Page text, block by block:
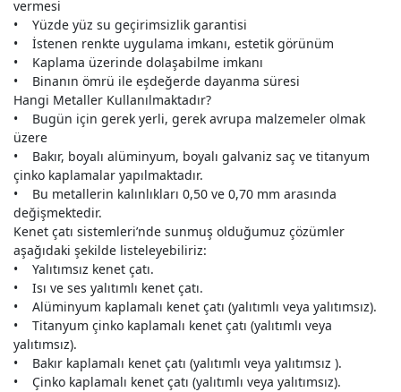
vermesi
• Yüzde yüz su geçirimsizlik garantisi
• İstenen renkte uygulama imkanı, estetik görünüm
• Kaplama üzerinde dolaşabilme imkanı
• Binanın ömrü ile eşdeğerde dayanma süresi
Hangi Metaller Kullanılmaktadır?
• Bugün için gerek yerli, gerek avrupa malzemeler olmak
üzere
• Bakır, boyalı alüminyum, boyalı galvaniz saç ve titanyum
çinko kaplamalar yapılmaktadır.
• Bu metallerin kalınlıkları 0,50 ve 0,70 mm arasında
değişmektedir.
Kenet çatı sistemleri’nde sunmuş olduğumuz çözümler
aşağıdaki şekilde listeleyebiliriz:
• Yalıtımsız kenet çatı.
• Isı ve ses yalıtımlı kenet çatı.
• Alüminyum kaplamalı kenet çatı (yalıtımlı veya yalıtımsız).
• Titanyum çinko kaplamalı kenet çatı (yalıtımlı veya
yalıtımsız).
• Bakır kaplamalı kenet çatı (yalıtımlı veya yalıtımsız ).
• Çinko kaplamalı kenet çatı (yalıtımlı veya yalıtımsız).